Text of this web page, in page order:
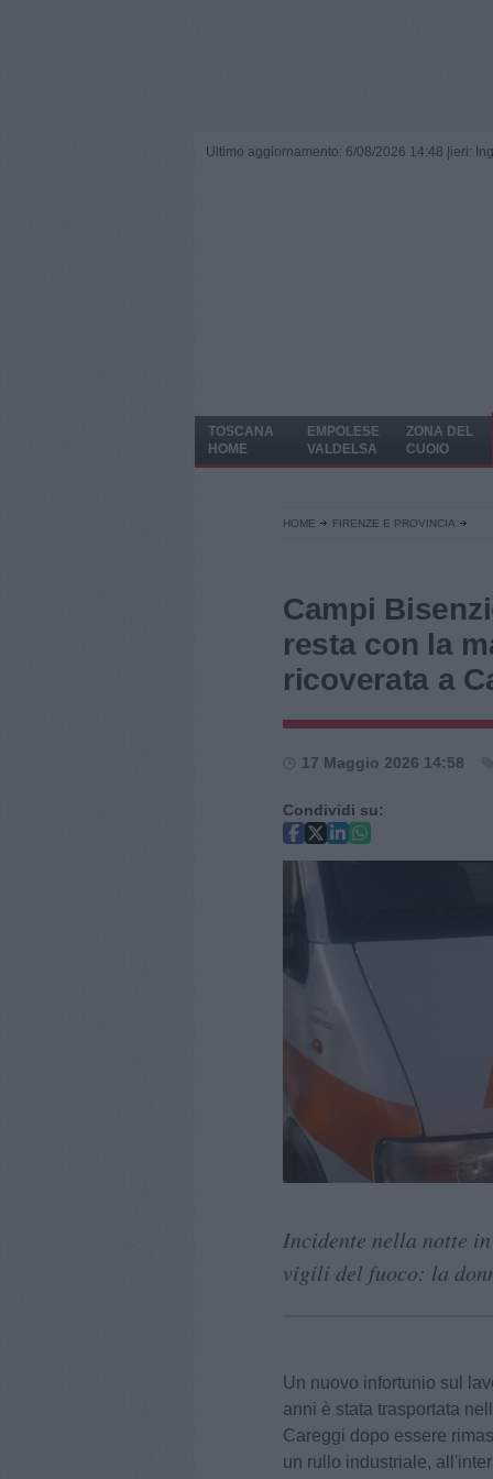
Ultimo aggiornamento: 6/08/2026 14:48 | ieri:
TOSCANA
HOME
EMPOLESE
VALDELSA
ZONA DEL
CUOIO
HOME FIRENZE E PROVINCIA
Campi
resta con la
ricoverata a
17 Maggio 2026 14:58
Condividi su:
Incidente nella notte
vigili del fuoco: la
Un nuovo infortunio sul
anni è stata trasportata
Careggi dopo essere
un rullo industriale,